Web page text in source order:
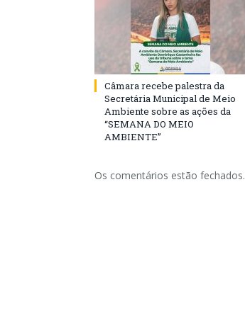
Câmara recebe palestra da
Secretária Municipal de Meio
Ambiente sobre as ações da
“SEMANA DO MEIO
AMBIENTE”
Os comentários estão fechados.